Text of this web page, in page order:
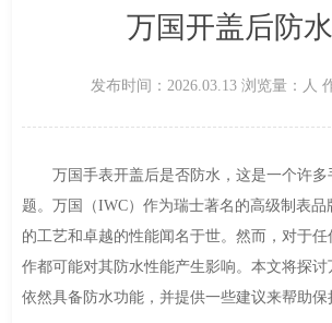
万国开盖后防
发布时间：2026.03.13 浏览量： 人
万国手表开盖后是否防水，这是一个许多
题。万国（IWC）作为瑞士著名的高级制表
的工艺和卓越的性能闻名于世。然而，对于
作都可能对其防水性能产生影响。本文将探
依然具备防水功能，并提供一些建议来帮助保